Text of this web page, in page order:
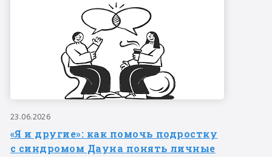
23.06.2026
«Я и другие»: как помочь подростку
с синдромом Дауна понять личные